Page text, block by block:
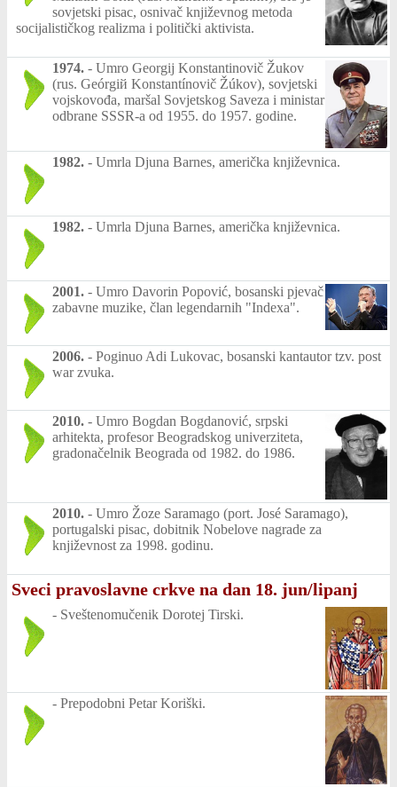
sovjetski pisac, osnivač književnog metoda
socijalističkog realizma i politički aktivista.
1974. - Umro Georgij Konstantinovič Žukov
(rus. Geórgiй Konstantínovič Žúkov), sovjetski
vojskovođa, maršal Sovjetskog Saveza i ministar
odbrane SSSR-a od 1955. do 1957. godine.
1982. - Umrla Djuna Barnes, američka književnica.
1982. - Umrla Djuna Barnes, američka književnica.
2001. - Umro Davorin Popović, bosanski pjevač
zabavne muzike, član legendarnih "Indexa".
2006. - Poginuo Adi Lukovac, bosanski kantautor tzv. post
war zvuka.
2010. - Umro Bogdan Bogdanović, srpski
arhitekta, profesor Beogradskog univerziteta,
gradonačelnik Beograda od 1982. do 1986.
2010. - Umro Žoze Saramago (port. José Saramago),
portugalski pisac, dobitnik Nobelove nagrade za
književnost za 1998. godinu.
Sveci pravoslavne crkve na dan 18. jun/lipanj
- Sveštenomučenik Dorotej Tirski.
- Prepodobni Petar Koriški.